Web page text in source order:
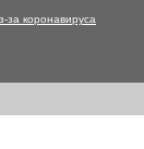
за коронавируса